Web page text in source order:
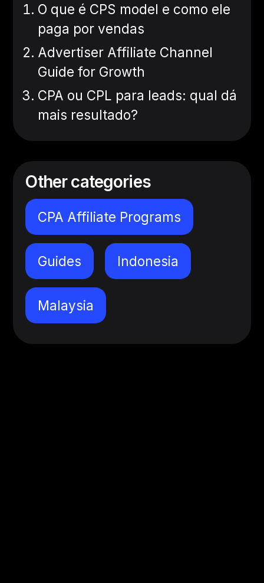
O que é CPS model e como ele
paga por vendas
Advertiser Affiliate Channel
Guide for Growth
CPA ou CPL para leads: qual dá
mais resultado?
Other categories
CPA Affiliate Programs
Guides Indonesia
Malaysia